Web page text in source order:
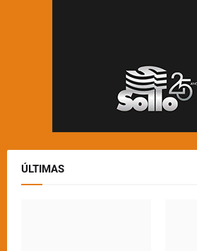
ÚLTIMAS